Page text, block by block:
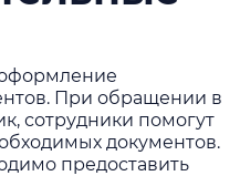
При обращении в
сотрудники помогут
документов.
предоставить